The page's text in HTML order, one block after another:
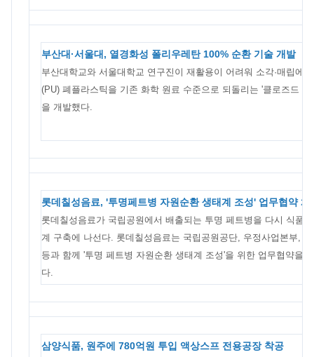
부산대·서울대, 열경화성 폴리우레탄 100% 순환 기술 개발
부산대학교와 서울대학교 연구진이 재활용이 어려워 소각·매립에
(PU) 폐플라스틱을 기존 화학 원료 수준으로 되돌리는 '클로즈드
을 개발했다.
롯데칠성음료, '투명페트병 자원순환 생태계 조성' 업무협약 체
롯데칠성음료가 국립공원에서 배출되는 투명 페트병을 다시 식품
계 구축에 나선다. 롯데칠성음료는 국립공원공단, 우정사업본부,
등과 함께 '투명 페트병 자원순환 생태계 조성'을 위한 업무협약을
다.
삼양식품, 원주에 780억원 투입 액상스프 전용공장 착공